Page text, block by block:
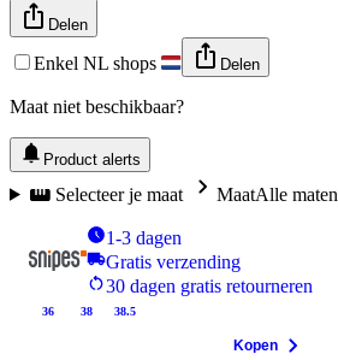
Delen
Enkel NL shops Delen
Maat niet beschikbaar?
Product alerts
Selecteer je maat MaatAlle maten
1-3 dagen
Gratis verzending
30 dagen gratis retourneren
36 38 38.5
Kopen